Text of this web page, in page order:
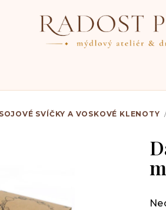
SOJOVÉ SVÍČKY A VOSKOVÉ KLENOTY /